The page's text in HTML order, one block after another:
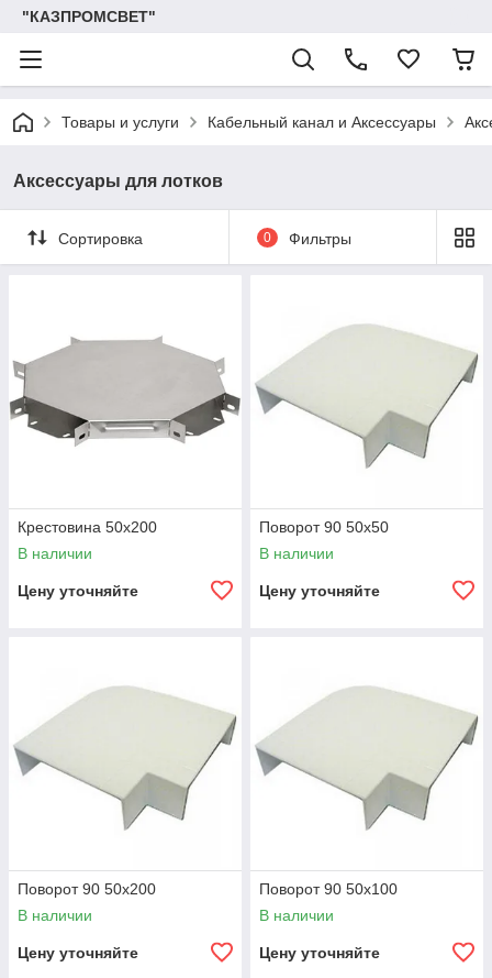
"КАЗПРОМСВЕТ"
Товары и услуги Кабельный канал и Аксессуары
Аксессуары для лотков
Сортировка 0 Фильтры
Крестовина 50х200
В наличии
Цену уточняйте
Поворот 90 50х50
В наличии
Цену уточняйте
Поворот 90 50х200
В наличии
Цену уточняйте
Поворот 90 50х100
В наличии
Цену уточняйте